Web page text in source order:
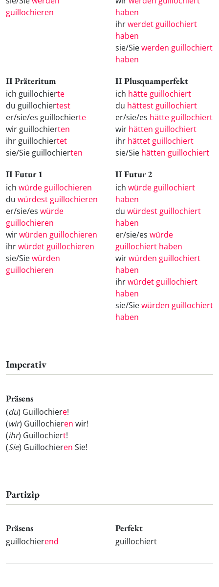
guillochieren
haben
ihrwerdet guillochiert
haben
sie/Siewerden guillochiert
haben
II Präteritum
ich guillochierte
du guillochiertest
er/sie/es guillochierte
wir guillochierten
ihr guillochiertet
sie/Sie guillochierten
II Plusquamperfekt
ich hätte guillochiert
du hättest guillochiert
er/sie/es hätte guillochiert
wir hätten guillochiert
ihr hättet guillochiert
sie/Sie hätten guillochiert
II Futur 1
ich würde guillochieren
du würdest guillochieren
er/sie/es würde
guillochieren
wirwürden guillochieren
ihrwürdet guillochieren
sie/Siewürden
guillochieren
II Futur 2
ich würde guillochiert
haben
du würdest guillochiert
haben
er/sie/es würde
guillochiert haben
wirwürden guillochiert
haben
ihrwürdet guillochiert
haben
sie/Siewürden guillochiert
haben
Imperativ
Präsens
(du) Guillochiere!
(wir) Guillochieren wir!
(ihr) Guillochiert!
(Sie) Guillochieren Sie!
Partizip
Präsens
guillochierend
Perfekt
guillochiert